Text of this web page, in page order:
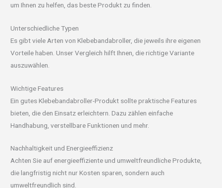
um Ihnen zu helfen, das beste Produkt zu finden.
Unterschiedliche Typen
Es gibt viele Arten von Klebebandabroller, die jeweils ihre eigenen
Vorteile haben. Unser Vergleich hilft Ihnen, die richtige Variante
auszuwählen.
Wichtige Features
Ein gutes Klebebandabroller-Produkt sollte praktische Features
bieten, die den Einsatz erleichtern. Dazu zählen einfache
Handhabung, verstellbare Funktionen und mehr.
Nachhaltigkeit und Energieeffizienz
Achten Sie auf energieeffiziente und umweltfreundliche Produkte,
die langfristig nicht nur Kosten sparen, sondern auch
umweltfreundlich sind.